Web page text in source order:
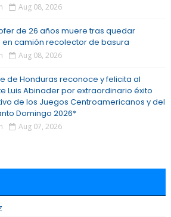
Aug 08, 2026
de 26 años muere tras quedar
camión recolector de basura
Aug 08, 2026
de Honduras reconoce y felicita al
Luis Abinader por extraordinario éxito
de los Juegos Centroamericanos y del
Domingo 2026*
Aug 07, 2026